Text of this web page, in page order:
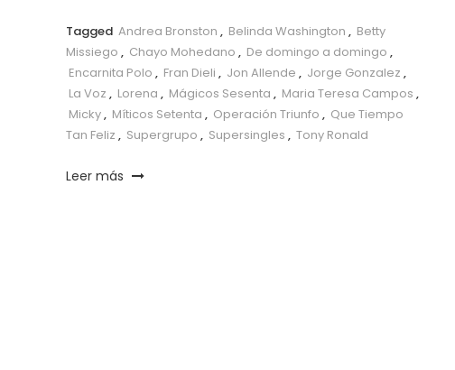
Tagged Andrea Bronston , Belinda Washington , Betty
Missiego , Chayo Mohedano , De domingo a domingo ,
Encarnita Polo , Fran Dieli , Jon Allende , Jorge Gonzalez ,
La Voz , Lorena , Mágicos Sesenta , Maria Teresa Campos ,
Micky, Míticos Setenta , Operación Triunfo , Que Tiempo
Tan Feliz , Supergrupo , Supersingles , Tony Ronald
Leer más